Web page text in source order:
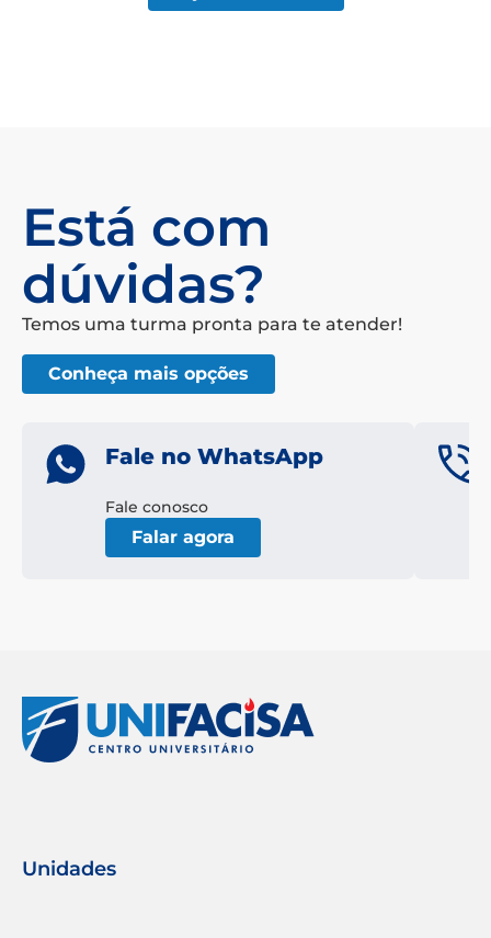
Está com
dúvidas?
Temos uma turma pronta para te atender!
Conheça mais opções
Fale no WhatsApp
Fale conosco
Falar agora
Unidades